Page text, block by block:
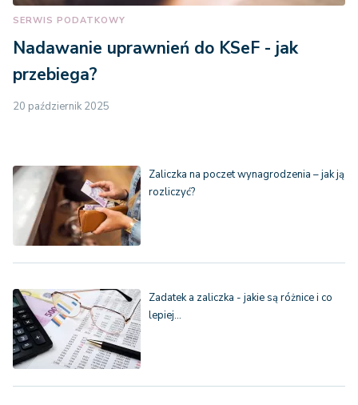
SERWIS PODATKOWY
Nadawanie uprawnień do KSeF - jak
przebiega?
20 październik 2025
Zaliczka na poczet wynagrodzenia – jak ją
rozliczyć?
Zadatek a zaliczka - jakie są różnice i co
lepiej…